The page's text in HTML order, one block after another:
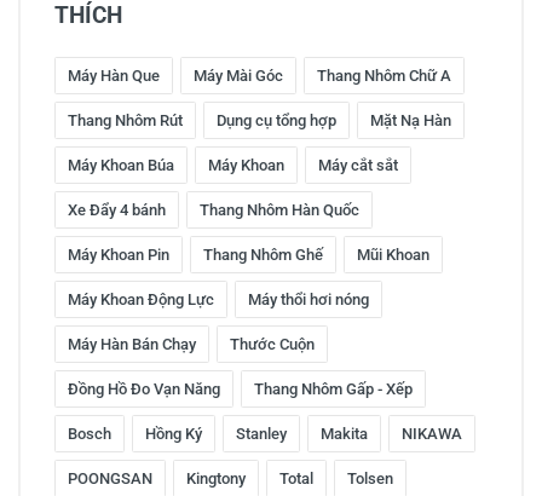
THÍCH
Máy Hàn Que Máy Mài Góc Thang Nhôm Chữ A
Thang Nhôm Rút Dụng cụ tổng hợp Mặt Nạ Hàn
Máy Khoan Búa Máy Khoan Máy cắt sắt
Xe Đẩy 4 bánh Thang Nhôm Hàn Quốc
Máy Khoan Pin Thang Nhôm Ghế Mũi Khoan
Máy Khoan Động Lực Máy thổi hơi nóng
Máy Hàn Bán Chạy Thước Cuộn
Đồng Hồ Đo Vạn Năng Thang Nhôm Gấp - Xếp
Bosch Hồng Ký Stanley Makita NIKAWA
POONGSAN Kingtony Total Tolsen